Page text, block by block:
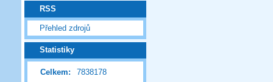
RSS
Přehled zdrojů
Statistiky
Celkem:
7838178